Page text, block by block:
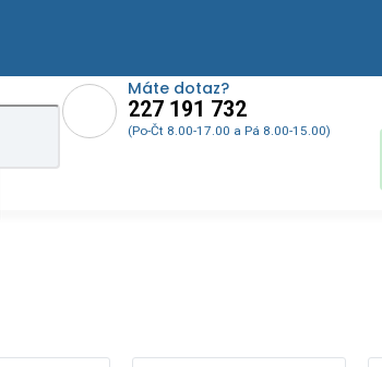
Máte dotaz?
227 191 732
(Po-Čt 8.00-17.00 a Pá 8.00-15.00)